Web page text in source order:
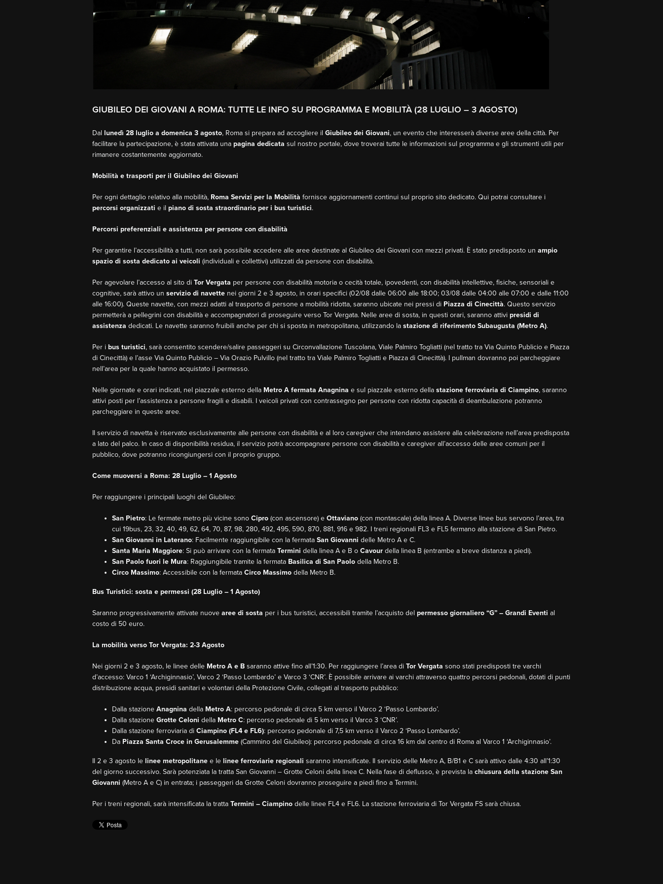
GIUBILEO DEI GIOVANI A ROMA: TUTTE LE INFO SU PROGRAMMA E MOBILITÀ (28 LUGLIO – 3 AGOSTO)
Dal lunedì 28 luglio a domenica 3 agosto, Roma si prepara ad accogliere il Giubileo dei Giovani, un evento che interesserà diverse aree della città. Per
facilitare la partecipazione, è stata attivata una pagina dedicata sul nostro portale, dove troverai tutte le informazioni sul programma e gli strumenti utili per
rimanere costantemente aggiornato.
Mobilità e trasporti per il Giubileo dei Giovani
Per ogni dettaglio relativo alla mobilità, Roma Servizi per la Mobilità fornisce aggiornamenti continui sul proprio sito dedicato. Qui potrai consultare i
percorsi organizzati e il piano di sosta straordinario per i bus turistici.
Percorsi preferenziali e assistenza per persone con disabilità
Per garantire l’accessibilità a tutti, non sarà possibile accedere alle aree destinate al Giubileo dei Giovani con mezzi privati. È stato predisposto un ampio
spazio di sosta dedicato ai veicoli (individuali e collettivi) utilizzati da persone con disabilità.
Per agevolare l’accesso al sito di Tor Vergata per persone con disabilità motoria o cecità totale, ipovedenti, con disabilità intellettive, fisiche, sensoriali e
cognitive, sarà attivo un servizio di navette nei giorni 2 e 3 agosto, in orari specifici (02/08 dalle 06:00 alle 18:00; 03/08 dalle 04:00 alle 07:00 e dalle 11:00
alle 16:00). Queste navette, con mezzi adatti al trasporto di persone a mobilità ridotta, saranno ubicate nei pressi di Piazza di Cinecittà. Questo servizio
permetterà a pellegrini con disabilità e accompagnatori di proseguire verso Tor Vergata. Nelle aree di sosta, in questi orari, saranno attivi presidi di
assistenza dedicati. Le navette saranno fruibili anche per chi si sposta in metropolitana, utilizzando la stazione di riferimento Subaugusta (Metro A).
Per i bus turistici, sarà consentito scendere/salire passeggeri su Circonvallazione Tuscolana, Viale Palmiro Togliatti (nel tratto tra Via Quinto Publicio e Piazza
di Cinecittà) e l’asse Via Quinto Publicio – Via Orazio Pulvillo (nel tratto tra Viale Palmiro Togliatti e Piazza di Cinecittà). I pullman dovranno poi parcheggiare
nell’area per la quale hanno acquistato il permesso.
Nelle giornate e orari indicati, nel piazzale esterno della Metro A fermata Anagnina e sul piazzale esterno della stazione ferroviaria di Ciampino, saranno
attivi posti per l’assistenza a persone fragili e disabili. I veicoli privati con contrassegno per persone con ridotta capacità di deambulazione potranno
parcheggiare in queste aree.
Il servizio di navetta è riservato esclusivamente alle persone con disabilità e al loro caregiver che intendano assistere alla celebrazione nell’area predisposta
a lato del palco. In caso di disponibilità residua, il servizio potrà accompagnare persone con disabilità e caregiver all’accesso delle aree comuni per il
pubblico, dove potranno ricongiungersi con il proprio gruppo.
Come muoversi a Roma: 28 Luglio – 1 Agosto
Per raggiungere i principali luoghi del Giubileo:
San Pietro: Le fermate metro più vicine sono Cipro (con ascensore) e Ottaviano (con montascale) della linea A. Diverse linee bus servono l’area, tra
cui 19bus, 23, 32, 40, 49, 62, 64, 70, 87, 98, 280, 492, 495, 590, 870, 881, 916 e 982. I treni regionali FL3 e FL5 fermano alla stazione di San Pietro.
San Giovanni in Laterano: Facilmente raggiungibile con la fermata San Giovanni delle Metro A e C.
Santa Maria Maggiore: Si può arrivare con la fermata Termini della linea A e B o Cavour della linea B (entrambe a breve distanza a piedi).
San Paolo fuori le Mura: Raggiungibile tramite la fermata Basilica di San Paolo della Metro B.
Circo Massimo: Accessibile con la fermata Circo Massimo della Metro B.
Bus Turistici: sosta e permessi (28 Luglio – 1 Agosto)
Saranno progressivamente attivate nuove aree di sosta per i bus turistici, accessibili tramite l’acquisto del permesso giornaliero “G” – Grandi Eventi al
costo di 50 euro.
La mobilità verso Tor Vergata: 2-3 Agosto
Nei giorni 2 e 3 agosto, le linee delle Metro A e B saranno attive fino all’1:30. Per raggiungere l’area di Tor Vergata sono stati predisposti tre varchi
d’accesso: Varco 1 ‘Archiginnasio’, Varco 2 ‘Passo Lombardo’ e Varco 3 ‘CNR’. È possibile arrivare ai varchi attraverso quattro percorsi pedonali, dotati di punti
distribuzione acqua, presidi sanitari e volontari della Protezione Civile, collegati al trasporto pubblico:
Dalla stazione Anagnina della Metro A: percorso pedonale di circa 5 km verso il Varco 2 ‘Passo Lombardo’.
Dalla stazione Grotte Celoni della Metro C: percorso pedonale di 5 km verso il Varco 3 ‘CNR’.
Dalla stazione ferroviaria di Ciampino (FL4 e FL6): percorso pedonale di 7,5 km verso il Varco 2 ‘Passo Lombardo’.
Da Piazza Santa Croce in Gerusalemme (Cammino del Giubileo): percorso pedonale di circa 16 km dal centro di Roma al Varco 1 ‘Archiginnasio’.
Il 2 e 3 agosto le linee metropolitane e le linee ferroviarie regionali saranno intensificate. Il servizio delle Metro A, B/B1 e C sarà attivo dalle 4:30 all’1:30
del giorno successivo. Sarà potenziata la tratta San Giovanni – Grotte Celoni della linea C. Nella fase di deflusso, è prevista la chiusura della stazione San
Giovanni (Metro A e C) in entrata; i passeggeri da Grotte Celoni dovranno proseguire a piedi fino a Termini.
Per i treni regionali, sarà intensificata la tratta Termini – Ciampino delle linee FL4 e FL6. La stazione ferroviaria di Tor Vergata FS sarà chiusa.